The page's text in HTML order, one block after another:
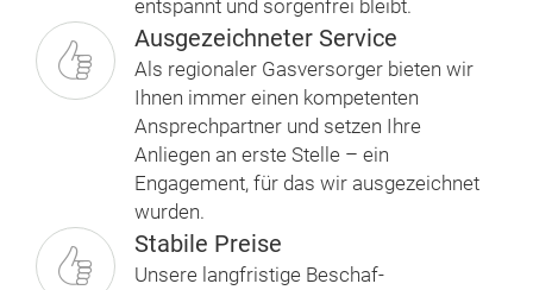
entspannt und sorgenfrei bleibt.
Ausgezeichneter Service
Als regionaler Gas­versorger bieten wir
Ihnen immer einen kompetenten
Ansprechpartner und setzen Ihre
Anliegen an erste Stelle – ein
Engagement, für das wir ausgezeichnet
wurden.
Stabile Preise
Unsere langfristige Beschaf­